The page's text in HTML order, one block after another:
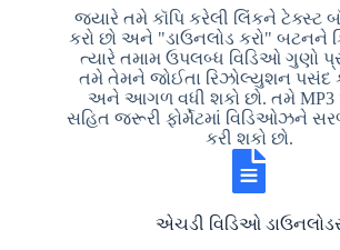
જ્યારે તમે કૉપિ કરેલી લિંકને ટેક્સ્ટ
કરો છો અને "ડાઉનલોડ કરો" બટનને
ત્યારે તમામ ઉપલબ્ધ વિડિઓ ગુણો
તમે તેમને જોઈતા રિઝોલ્યુશન પસંદ
અને આગળ વધી શકો છો. તમે
સહિત જરૂરી ફોર્મેટમાં વિડિઓઝને
કરી શકો છો.
એચડી વિડિઓ